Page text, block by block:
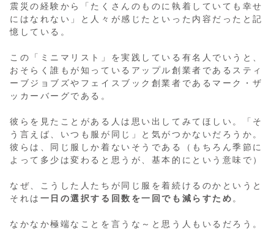
震災の経験から「たくさんのものに執着していても幸せ
にはなれない」と人々が感じたといった内容だったと記
憶している。
この「ミニマリスト」を実践している有名人でいうと、
おそらく誰もが知っているアップル創業者であるスティ
ーブジョブズやフェイスブック創業者であるマーク・ザ
ッカーバーグである。
彼らを見たことがある人は思い出してみてほしい。「そ
う言えば、いつも服が同じ」と気がつかないだろうか。
彼らは、同じ服しか着ないそうである（もちろん季節に
よって多少は変わると思うが、基本的にという意味で）
なぜ、こうした人たちが同じ服を着続けるのかというと
それは 一日の選択する回数を一回でも減らすため。
なかなか極端なことを言うな～と思う人もいるだろう。